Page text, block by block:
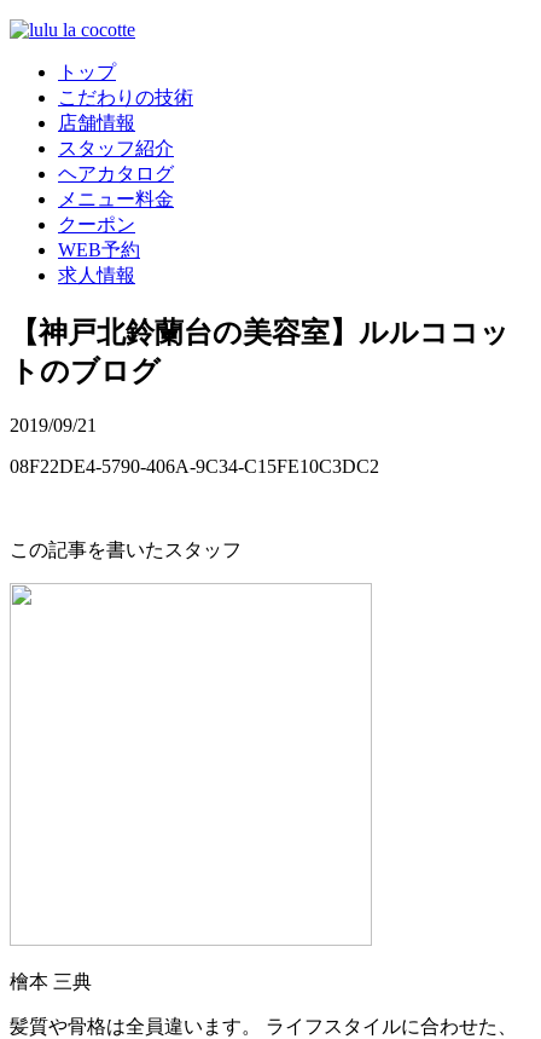
トップ
こだわりの技術
店舗情報
スタッフ紹介
ヘアカタログ
メニュー料金
クーポン
WEB予約
求人情報
【神戸北鈴蘭台の美容室】ルルココッ
トのブログ
2019/09/21
08F22DE4-5790-406A-9C34-C15FE10C3DC2
この記事を書いたスタッフ
檜本 三典
髪質や骨格は全員違います。 ライフスタイルに合わせた、